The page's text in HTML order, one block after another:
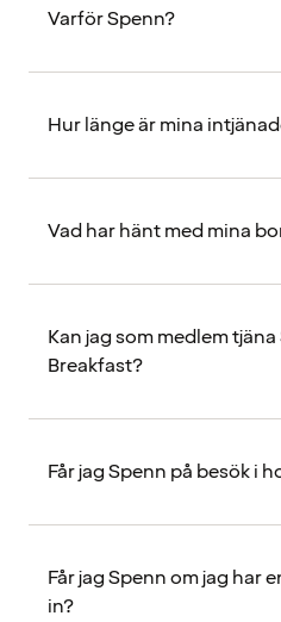
Varför Spenn?
Hur länge är mina
Vad har hänt med mina
Kan jag som medlem
Breakfast?
Får jag Spenn på besök i
Får jag Spenn om jag har
in?